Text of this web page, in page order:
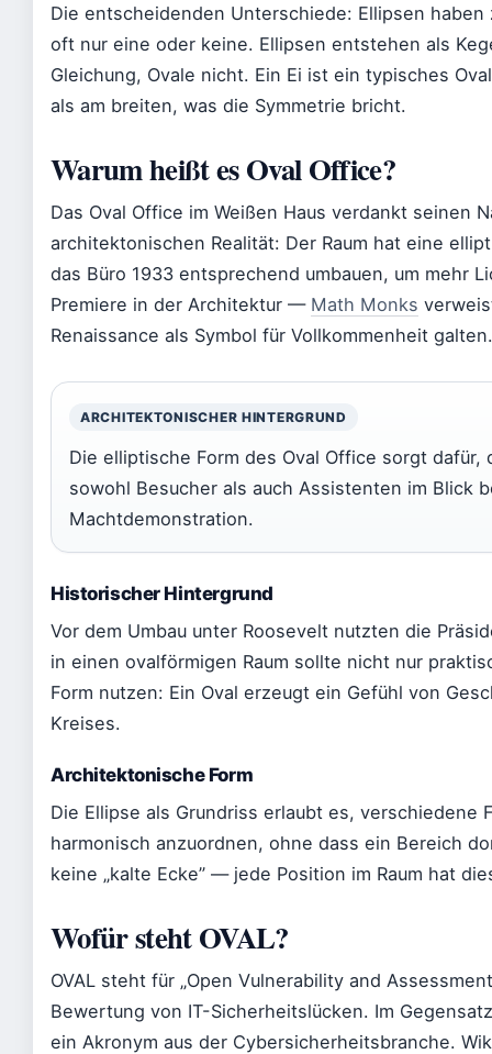
Die entscheidenden Unterschiede: Ellipsen
oft nur eine oder keine. Ellipsen entstehen als
Gleichung, Ovale nicht. Ein Ei ist ein typisches
als am breiten, was die Symmetrie bricht.
Warum heißt es Oval Office?
Das Oval Office im Weißen Haus verdankt seinen
architektonischen Realität: Der Raum hat eine
das Büro 1933 entsprechend umbauen, um mehr
Premiere in der Architektur — Math Monks
Renaissance als Symbol für Vollkommenheit galten.
ARCHITEKTONISCHER HINTERGRUND
Die elliptische Form des Oval Office sorgt dafür,
sowohl Besucher als auch Assistenten im
Machtdemonstration.
Historischer Hintergrund
Vor dem Umbau unter Roosevelt nutzten die
in einen ovalförmigen Raum sollte nicht nur
Form nutzen: Ein Oval erzeugt ein Gefühl von
Kreises.
Architektonische Form
Die Ellipse als Grundriss erlaubt es,
harmonisch anzuordnen, ohne dass ein Bereich
keine „kalte Ecke” — jede Position im Raum hat
Wofür steht OVAL?
OVAL steht für „Open Vulnerability and
Bewertung von IT-Sicherheitslücken. Im
ein Akronym aus der Cybersicherheitsbranche.